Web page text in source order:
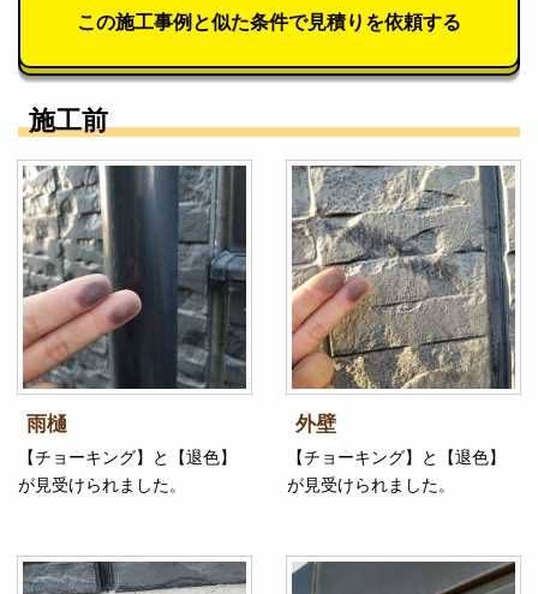
この施工事例と似た条件で見積りを依頼する
施工前
雨樋
【チョーキング】と【退色】
が見受けられました。
外壁
【チョーキング】と【退色】
が見受けられました。